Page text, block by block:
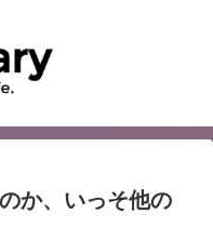
か、いっそ他の